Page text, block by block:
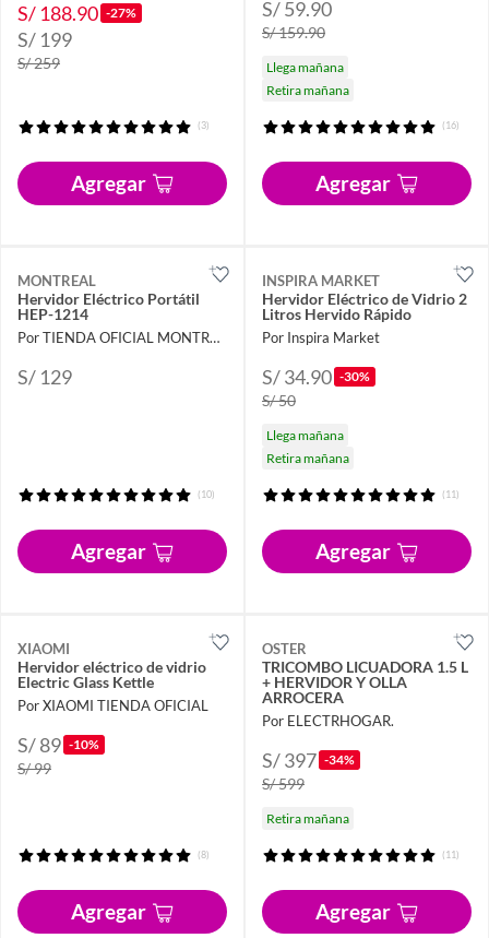
S/ 188.90 -27%
S/ 199
S/ 259
(3)
Agregar
S/ 59.90
S/ 159.90
Llega mañana
Retira mañana
(16)
Agregar
MONTREAL
Hervidor Eléctrico Portátil
HEP-1214
Por TIENDA OFICIAL MONTREAL
S/ 129
(10)
Agregar
INSPIRA MARKET
Hervidor Eléctrico de Vidrio 2
Litros Hervido Rápido
Por Inspira Market
S/ 34.90 -30%
S/ 50
Llega mañana
Retira mañana
(11)
Agregar
XIAOMI
Hervidor eléctrico de vidrio
Electric Glass Kettle
Por XIAOMI TIENDA OFICIAL
S/ 89 -10%
S/ 99
(8)
Agregar
OSTER
TRICOMBO LICUADORA 1.5 L
+ HERVIDOR Y OLLA
ARROCERA
Por ELECTRHOGAR.
S/ 397 -34%
S/ 599
Retira mañana
(11)
Agregar